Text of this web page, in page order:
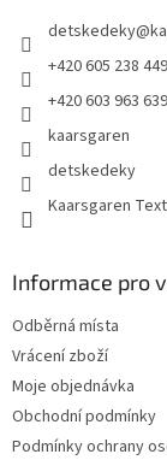
detskedeky@
+420 605 238 449
+420 603 963 639
kaarsgaren
detskedeky
Kaarsgaren
Informace pro
Odběrná místa
Vrácení zboží
Moje objednávka
Obchodní podmínky
Podmínky ochrany